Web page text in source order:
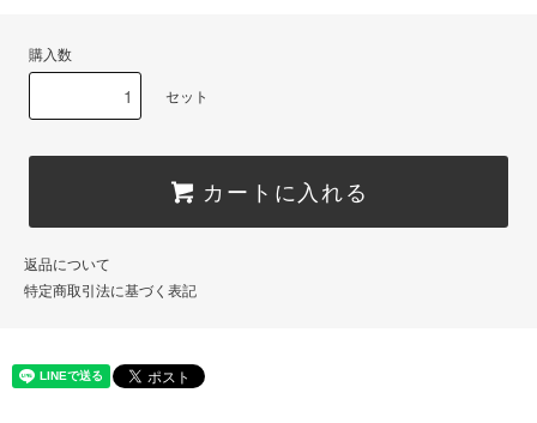
購入数
セット
カートに入れる
返品について
特定商取引法に基づく表記